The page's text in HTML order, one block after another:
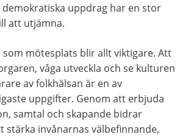
uppdrag har en stor
att utjämna.
mötesplats blir allt viktigare. Att
våga utveckla och se kulturen
av folkhälsan är en av
uppgifter. Genom att erbjuda
samtal och skapande bidrar
stärka invånarnas välbefinnande,